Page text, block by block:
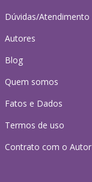
Dúvidas/Atendimento
Autores
Blog
Quem somos
Fatos e Dados
Termos de uso
Contrato com o Autor